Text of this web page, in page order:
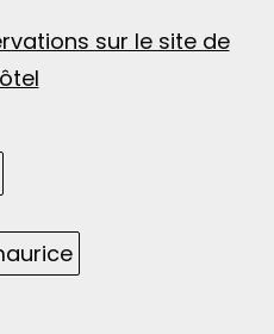
sur le site de